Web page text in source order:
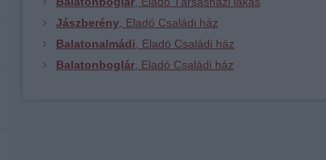
Jászberény , Eladó Családi ház
Balatonalmádi , Eladó Családi ház
Balatonboglár , Eladó Családi ház